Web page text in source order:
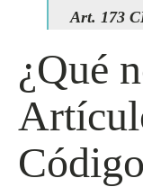
Art. 173
¿Qué